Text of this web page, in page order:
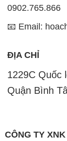
0902.765.866
📧 Email:
ĐỊA CHỈ
1229C Quốc
Quận Bình
CÔNG TY